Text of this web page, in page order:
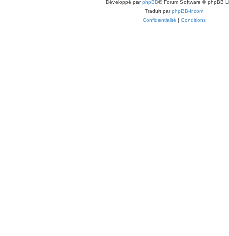
Développé parphpBB® Forum Software © phpBB
Traduit parphpBB-fr.com
Confidentialité | Conditions